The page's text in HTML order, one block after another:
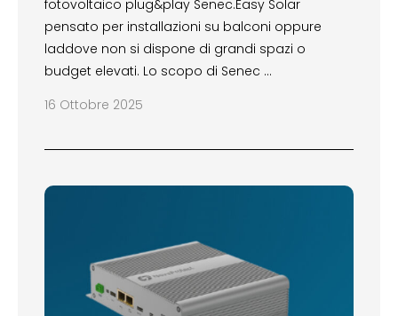
fotovoltaico plug&play Senec.Easy Solar
pensato per installazioni su balconi oppure
laddove non si dispone di grandi spazi o
budget elevati. Lo scopo di Senec …
16 Ottobre 2025